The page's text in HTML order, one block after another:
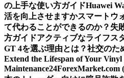
の上手な使い方ガイドHuawei
活を向上させますかスマートウ
て代わることができるのか？ 失
方ガイドアクティブなライフス
GT 4を選ぶ理由とは？社交のた
Extend the Lifespan of Your
Maintenance24ForexMarket.com